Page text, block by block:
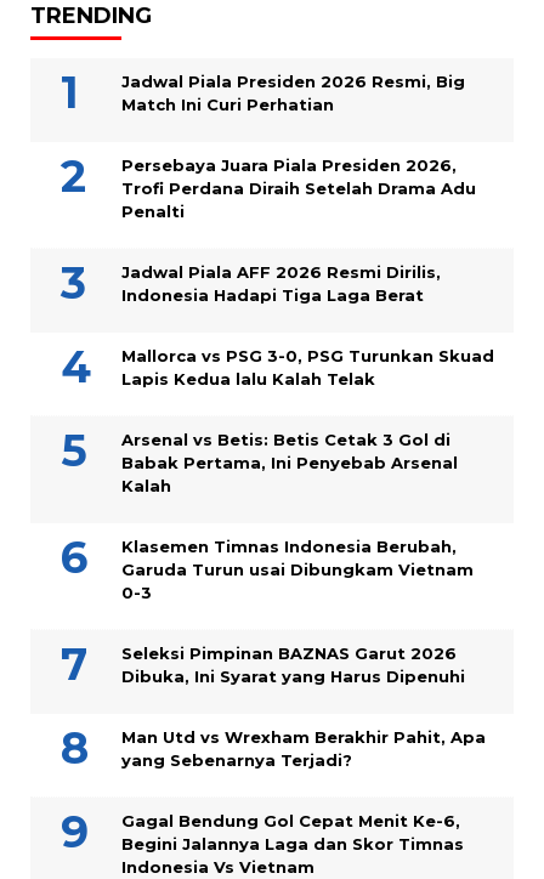
TRENDING
Jadwal Piala Presiden 2026 Resmi, Big
Match Ini Curi Perhatian
Persebaya Juara Piala Presiden 2026,
Trofi Perdana Diraih Setelah Drama Adu
Penalti
Jadwal Piala AFF 2026 Resmi Dirilis,
Indonesia Hadapi Tiga Laga Berat
Mallorca vs PSG 3-0, PSG Turunkan Skuad
Lapis Kedua lalu Kalah Telak
Arsenal vs Betis: Betis Cetak 3 Gol di
Babak Pertama, Ini Penyebab Arsenal
Kalah
Klasemen Timnas Indonesia Berubah,
Garuda Turun usai Dibungkam Vietnam
0-3
Seleksi Pimpinan BAZNAS Garut 2026
Dibuka, Ini Syarat yang Harus Dipenuhi
Man Utd vs Wrexham Berakhir Pahit, Apa
yang Sebenarnya Terjadi?
Gagal Bendung Gol Cepat Menit Ke-6,
Begini Jalannya Laga dan Skor Timnas
Indonesia Vs Vietnam